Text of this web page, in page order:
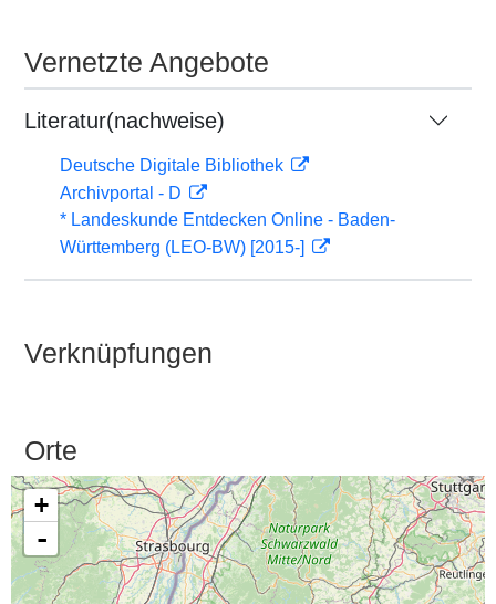
Vernetzte Angebote
Literatur(nachweise)
Deutsche Digitale Bibliothek
Archivportal - D
* Landeskunde Entdecken Online - Baden-
Württemberg (LEO-BW) [2015-]
Verknüpfungen
Orte
+
-